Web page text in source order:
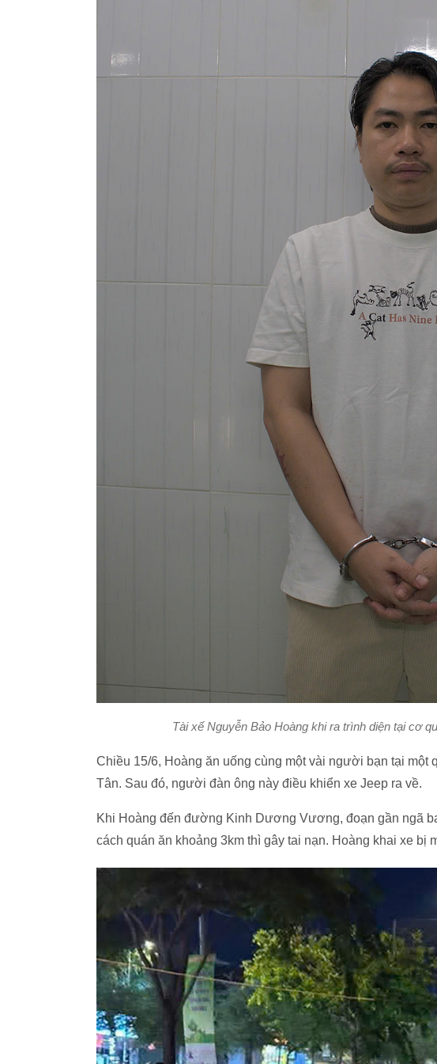
Tài xế Nguyễn Bảo Hoàng khi ra trình diện tại cơ
Chiều 15/6, Hoàng ăn uống cùng một vài người bạn tại
Tân. Sau đó, người đàn ông này điều khiển xe Jeep ra về.
Khi Hoàng đến đường Kinh Dương Vương, đoạn gần ngã
cách quán ăn khoảng 3km thì gây tai nạn. Hoàng khai xe bị